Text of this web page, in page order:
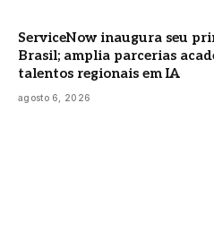
ServiceNow inaugura seu
Brasil; amplia parcerias
talentos regionais em IA
agosto 6, 2026